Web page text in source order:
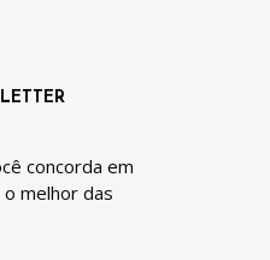
concorda em
melhor das